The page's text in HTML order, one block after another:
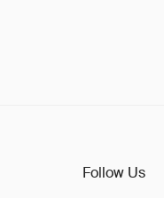
Follow Us